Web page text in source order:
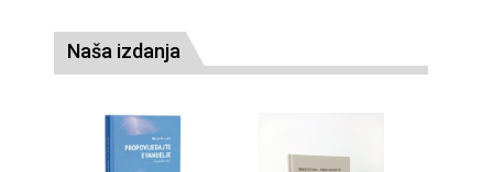
Naša izdanja